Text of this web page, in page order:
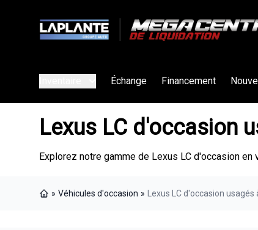
Échange Financement
Lexus LC d'occasion
Explorez notre gamme de Lexus LC d'occasion
» Véhicules d'occasion » Lexus LC d'occasion